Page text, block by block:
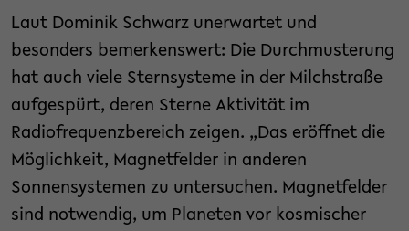
Laut Dominik Schwarz unerwartet und
besonders bemerkenswert: Die Durchmusterung
hat auch viele Sternsysteme in der Milchstraße
aufgespürt, deren Sterne Aktivität im
Radiofrequenzbereich zeigen. „Das eröffnet die
Möglichkeit, Magnetfelder in anderen
Sonnensystemen zu untersuchen. Magnetfelder
sind notwendig, um Planeten vor kosmischer